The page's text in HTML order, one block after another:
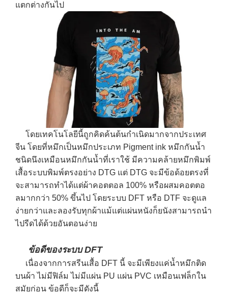
แตกต่างกันไป
โดยเทคโนโลยีนี้ถูกคิดค้นต้นกำเนิดมากจากประเทศ
จีน โดยที่หมึกเป็นหมึกประเภท Pigment ink หมึกกันน้ำ
ชนิดนึงเหมือนหมึกกันน้ำที่เราใช้ มีความคล้ายหมึกพิมพ์
เสื้อระบบพิมพ์ตรงอย่าง DTG แต่ DTG จะมีข้อด้อยตรงที่
จะสามารถทำได้แต่ผ้าคอตตอล 100% หรือผสมคอตตอ
ลมากกว่า 50% ขึ้นไป โดยระบบ DFT หรือ DTF จะดูแล
ง่ายกว่าและลองรับทุกผ้าแม้แต่แผ่นหนังก็ยนังสามารถนำ
ไปรีดได้ด้วยอันตอนง่าย
ข้อดีของระบบ DFT
เนื่องจากการสรีนเสื้อ DFT นี้ จะมีเพียงแค่น้ำหมึกติด
บนผ้า ไม่มีฟิล์ม ไม่มีแผ่น PU แผ่น PVC เหมือนเฟล็กใน
สมัยก่อน ข้อดีก็จะมีดังนี้